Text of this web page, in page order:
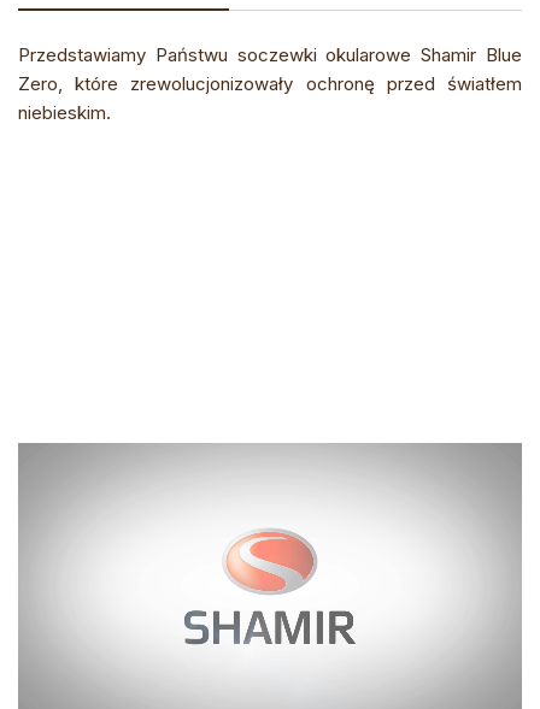
Przedstawiamy Państwu soczewki okularowe Shamir Blue
Zero, które zrewolucjonizowały ochronę przed światłem
niebieskim.